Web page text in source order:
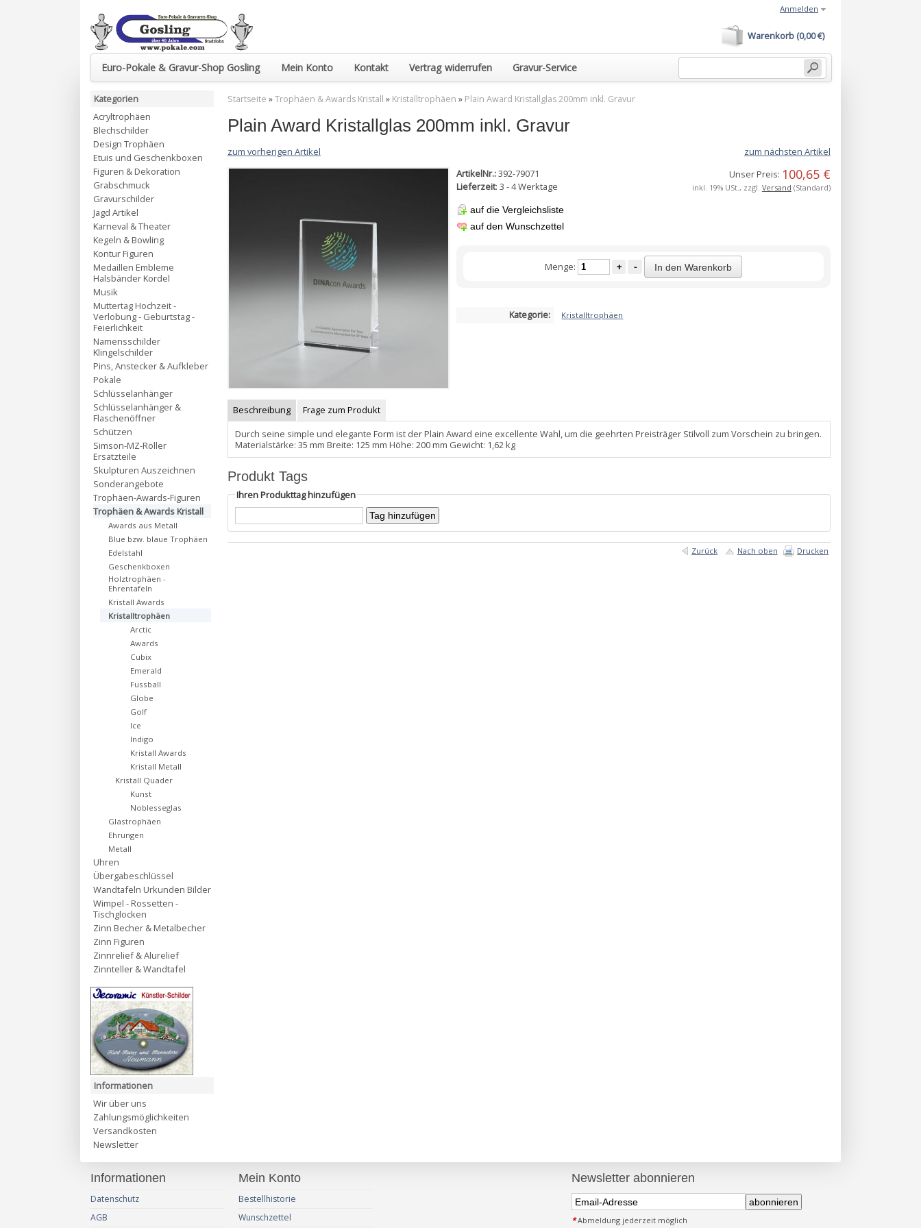
Euro-Pokale & Gravur-Shop Gosling Mein Konto Kontakt Vertrag widerrufen Gravur-Service
Warenkorb (0,00 €)
Anmelden
Startseite »Trophäen & Awards Kristall » Kristalltrophäen » Plain Award Kristallglas 200mm inkl. Gravur
Plain Award Kristallglas 200mm inkl. Gravur
zum vorherigen Artikel
zum nächsten Artikel
ArtikelNr.:392-79071
Lieferzeit: 3 - 4 Werktage
auf die Vergleichsliste
auf den Wunschzettel
Unser Preis: 100,65 €
inkl. 19% USt., zzgl. Versand (Standard)
Menge: + - In den Warenkorb
Kategorie: Kristalltrophäen
Beschreibung
Frage zum Produkt
Durch seine simple und elegante Form ist der Plain Award eine excellente Wahl, um die geehrten Preisträger Stilvoll zum Vorschein zu bringen.
Materialstärke: 35 mm Breite: 125 mm Höhe: 200 mm Gewicht: 1,62 kg
Produkt Tags
Ihren Produkttag hinzufügen
Zurück Nach oben Drucken
Kategorien
Acryltrophäen
Blechschilder
Design Trophäen
Etuis und Geschenkboxen
Figuren & Dekoration
Grabschmuck
Gravurschilder
Jagd Artikel
Karneval & Theater
Kegeln & Bowling
Kontur Figuren
Medaillen Embleme
Halsbänder Kordel
Musik
Muttertag Hochzeit -
Verlobung - Geburtstag -
Feierlichkeit
Namensschilder
Klingelschilder
Pins, Anstecker & Aufkleber
Pokale
Schlüsselanhänger
Schlüsselanhänger &
Flaschenöffner
Schützen
Simson-MZ-Roller
Ersatzteile
Skulpturen Auszeichnen
Sonderangebote
Trophäen-Awards-Figuren
Trophäen & Awards Kristall
Awards aus Metall
Blue bzw. blaue Trophäen
Edelstahl
Geschenkboxen
Holztrophäen -
Ehrentafeln
Kristall Awards
Kristalltrophäen
Arctic
Awards
Cubix
Emerald
Fussball
Globe
Golf
Ice
Indigo
Kristall Awards
Kristall Metall
Kristall Quader
Kunst
Noblesseglas
Glastrophäen
Ehrungen
Metall
Uhren
Übergabeschlüssel
Wandtafeln Urkunden Bilder
Wimpel - Rossetten -
Tischglocken
Zinn Becher & Metalbecher
Zinn Figuren
Zinnrelief & Alurelief
Zinnteller & Wandtafel
Informationen
Wir über uns
Zahlungsmöglichkeiten
Versandkosten
Newsletter
Informationen
Datenschutz
AGB
Mein Konto
Bestellhistorie
Wunschzettel
Newsletter abonnieren
abonnieren
*Abmeldung jederzeit möglich